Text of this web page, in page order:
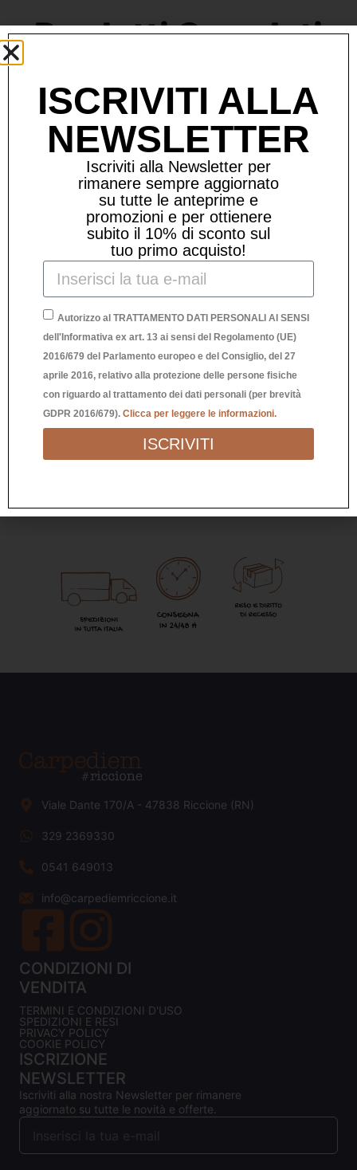
Prodotti Correlati
ZERBINO “DISORDINE”
22,90€
Viale Dante 170/A - 47838 Riccione (RN)
329 2369330
0541 649013
info@carpediemriccione.it
CONDIZIONI DI
VENDITA
TERMINI E CONDIZIONI D'USO
SPEDIZIONI E RESI
PRIVACY POLICY
COOKIE POLICY
ISCRIZIONE
NEWSLETTER
Iscriviti alla nostra Newsletter per rimanere
aggiornato su tutte le novità e offerte.
ISCRIVITI ALLA
NEWSLETTER
Iscriviti alla Newsletter per
rimanere sempre aggiornato
su tutte le anteprime e
promozioni e per ottienere
subito il 10% di sconto sul
tuo primo acquisto!
Autorizzo al TRATTAMENTO DATI PERSONALI AI SENSI
dell'Informativa ex art. 13 ai sensi del Regolamento (UE)
2016/679 del Parlamento europeo e del Consiglio, del 27
aprile 2016, relativo alla protezione delle persone fisiche
con riguardo al trattamento dei dati personali (per brevità
GDPR 2016/679). Clicca per leggere le informazioni.
ISCRIVITI